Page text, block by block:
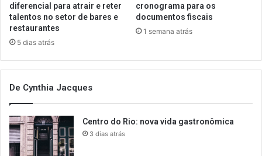
diferencial para atrair e reter
talentos no setor de bares e
restaurantes
5 dias atrás
cronograma para os
documentos fiscais
1 semana atrás
De Cynthia Jacques
Centro do Rio: nova vida gastronômica
3 dias atrás